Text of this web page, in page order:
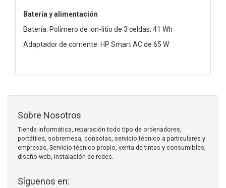
Batería y alimentación
Batería: Polímero de ion-litio de 3 celdas, 41 Wh
Adaptador de corriente: HP Smart AC de 65 W
Sobre Nosotros
Tienda informática, reparación todo tipo de ordenadores,
portátiles, sobremesa, consolas, servicio técnico a particulares y
empresas, Servicio técnico propio, venta de tintas y consumibles,
diseño web, instalación de redes.
Síguenos en: